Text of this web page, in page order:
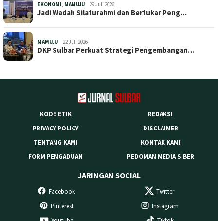
EKONOMI, MAMUJU 29 Juli 2026
Jadi Wadah Silaturahmi dan Bertukar Peng…
MAMUJU 22 Juli 2026
DKP Sulbar Perkuat Strategi Pengembangan…
KODE ETIK
REDAKSI
PRIVACY POLICY
DISCLAIMER
TENTANG KAMI
KONTAK KAMI
FORM PENGADUAN
PEDOMAN MEDIA SIBER
JARINGAN SOCIAL
Facebook
Twitter
Pinterest
Instagram